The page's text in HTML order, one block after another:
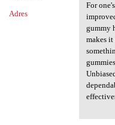
Adres
For
gummy
makes it